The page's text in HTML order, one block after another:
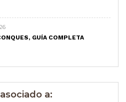
GUÍA COMPLETA
a: